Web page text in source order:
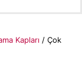
Kapları / Çok